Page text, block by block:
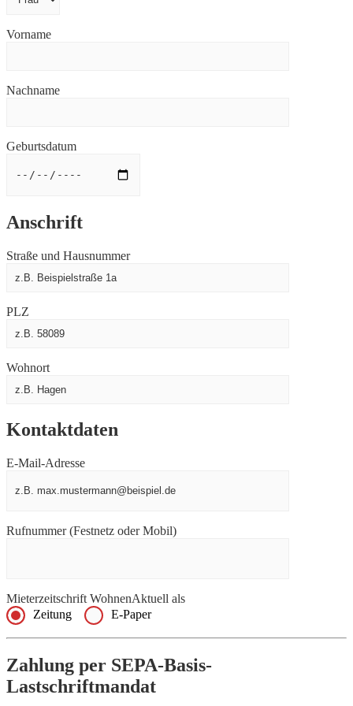
Vorname
Nachname
Geburtsdatum
Anschrift
Straße und Hausnummer
PLZ
Wohnort
Kontaktdaten
E-Mail-Adresse
Rufnummer (Festnetz oder Mobil)
Mieterzeitschrift WohnenAktuell als
Zeitung
E-Paper
Zahlung per SEPA-Basis-
Lastschriftmandat